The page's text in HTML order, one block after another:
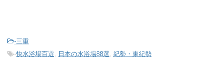
-三重
-快水浴場百選, 日本の水浴場88選, 紀勢・東紀勢